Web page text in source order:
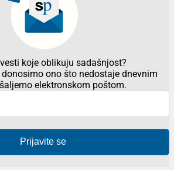
koje oblikuju sadašnjost?
ono što nedostaje dnevnim
elektronskom poštom.
Prijavite se